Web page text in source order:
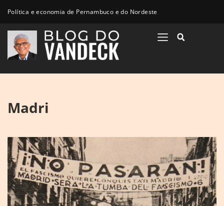
Política e economia de Pernambuco e do Nordeste
Madri